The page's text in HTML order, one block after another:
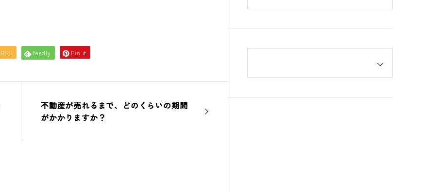
RSS feedly Pin it
不動産が売れるまで、どのくらいの期間
がかかりますか？